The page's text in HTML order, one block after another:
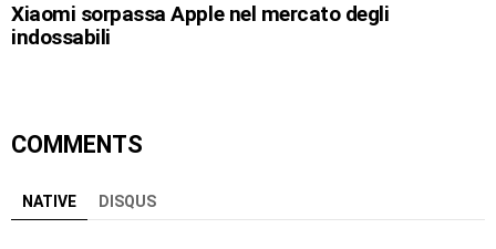
Xiaomi sorpassa Apple nel mercato degli
indossabili
COMMENTS
NATIVE DISQUS